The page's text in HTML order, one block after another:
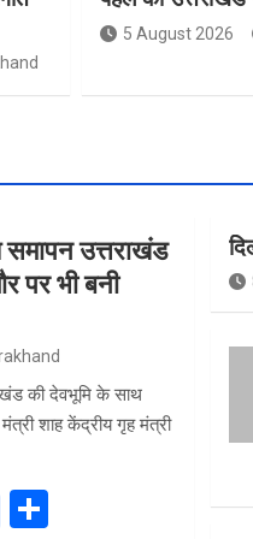
5 August 2026
उत्तराखंड
पर भी बनी
की देवभूमि के साथ
शाह केंद्रीय गृह मंत्री